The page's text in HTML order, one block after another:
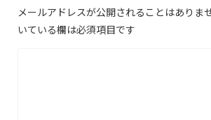
メールアドレスが公開されることはありませ
いている欄は必須項目です